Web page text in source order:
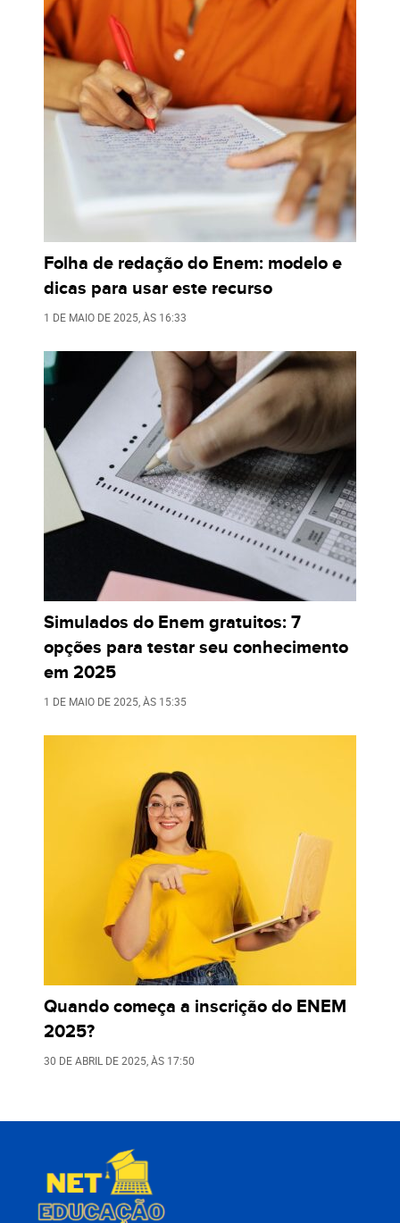
Folha de redação do Enem: modelo e
dicas para usar este recurso
1 DE MAIO DE 2025 , ÀS 16:33
Simulados do Enem gratuitos: 7
opções para testar seu conhecimento
em 2025
1 DE MAIO DE 2025 , ÀS 15:35
Quando começa a inscrição do ENEM
2025?
30 DE ABRIL DE 2025 , ÀS 17:50